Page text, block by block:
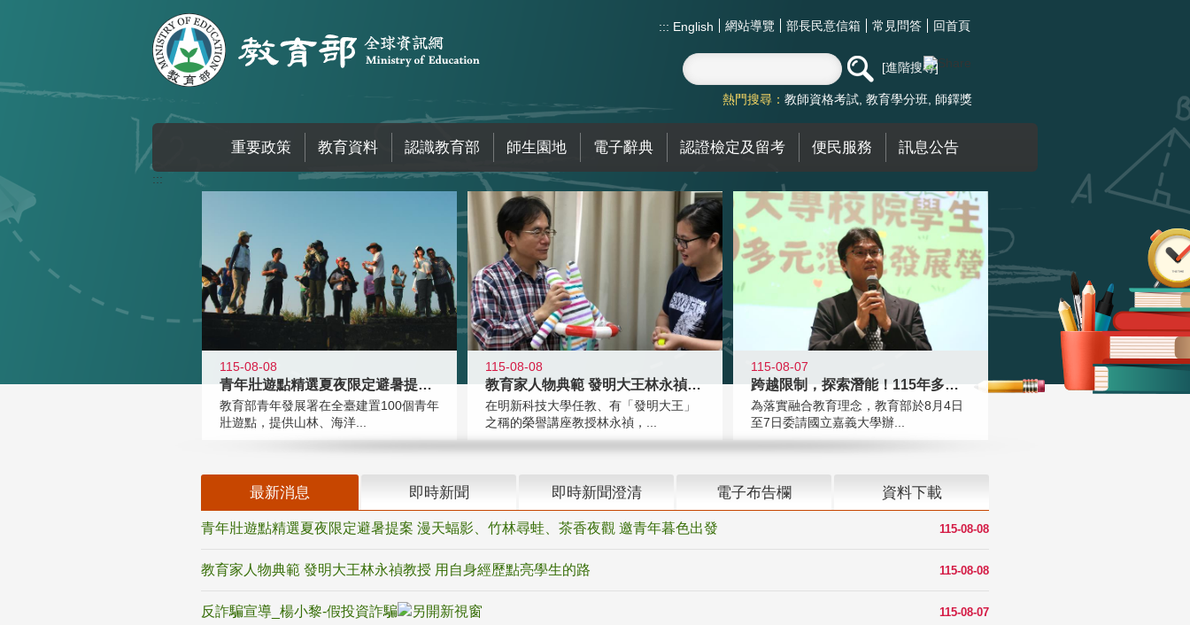
::: English 網站導覽 部長民意信箱 常見問答 回首頁
進階搜尋
熱門搜尋： 教師資格考試 教育學分班 師鐸獎
重要政策 教育資料 認識教育部 師生園地 電子辭典 認證檢定及留考 便民服務 訊息公告
:::
115-08-08
青年壯遊點精選夏夜限定避暑提案 漫
教育部青年發展署在全臺建置100個青年
壯遊點，提供山林、海洋...
115-08-08
教育家人物典範 發明大王林永禎教授
在明新科技大學任教、有「發明大王」
之稱的榮譽講座教授林永禎，...
115-08-07
跨越限制，探索潛能！115年多元潛
為落實融合教育理念，教育部於8月4日
至7日委請國立嘉義大學辦...
最新消息 即時新聞 即時新聞澄清 電子布告欄 資料下載
115-08-08
青年壯遊點精選夏夜限定避暑提案 漫天蝠影、竹林尋蛙、茶香夜觀 邀青年暮色出發
115-08-08
教育家人物典範 發明大王林永禎教授 用自身經歷點亮學生的路
115-08-07
反詐騙宣導_楊小黎-假投資詐騙